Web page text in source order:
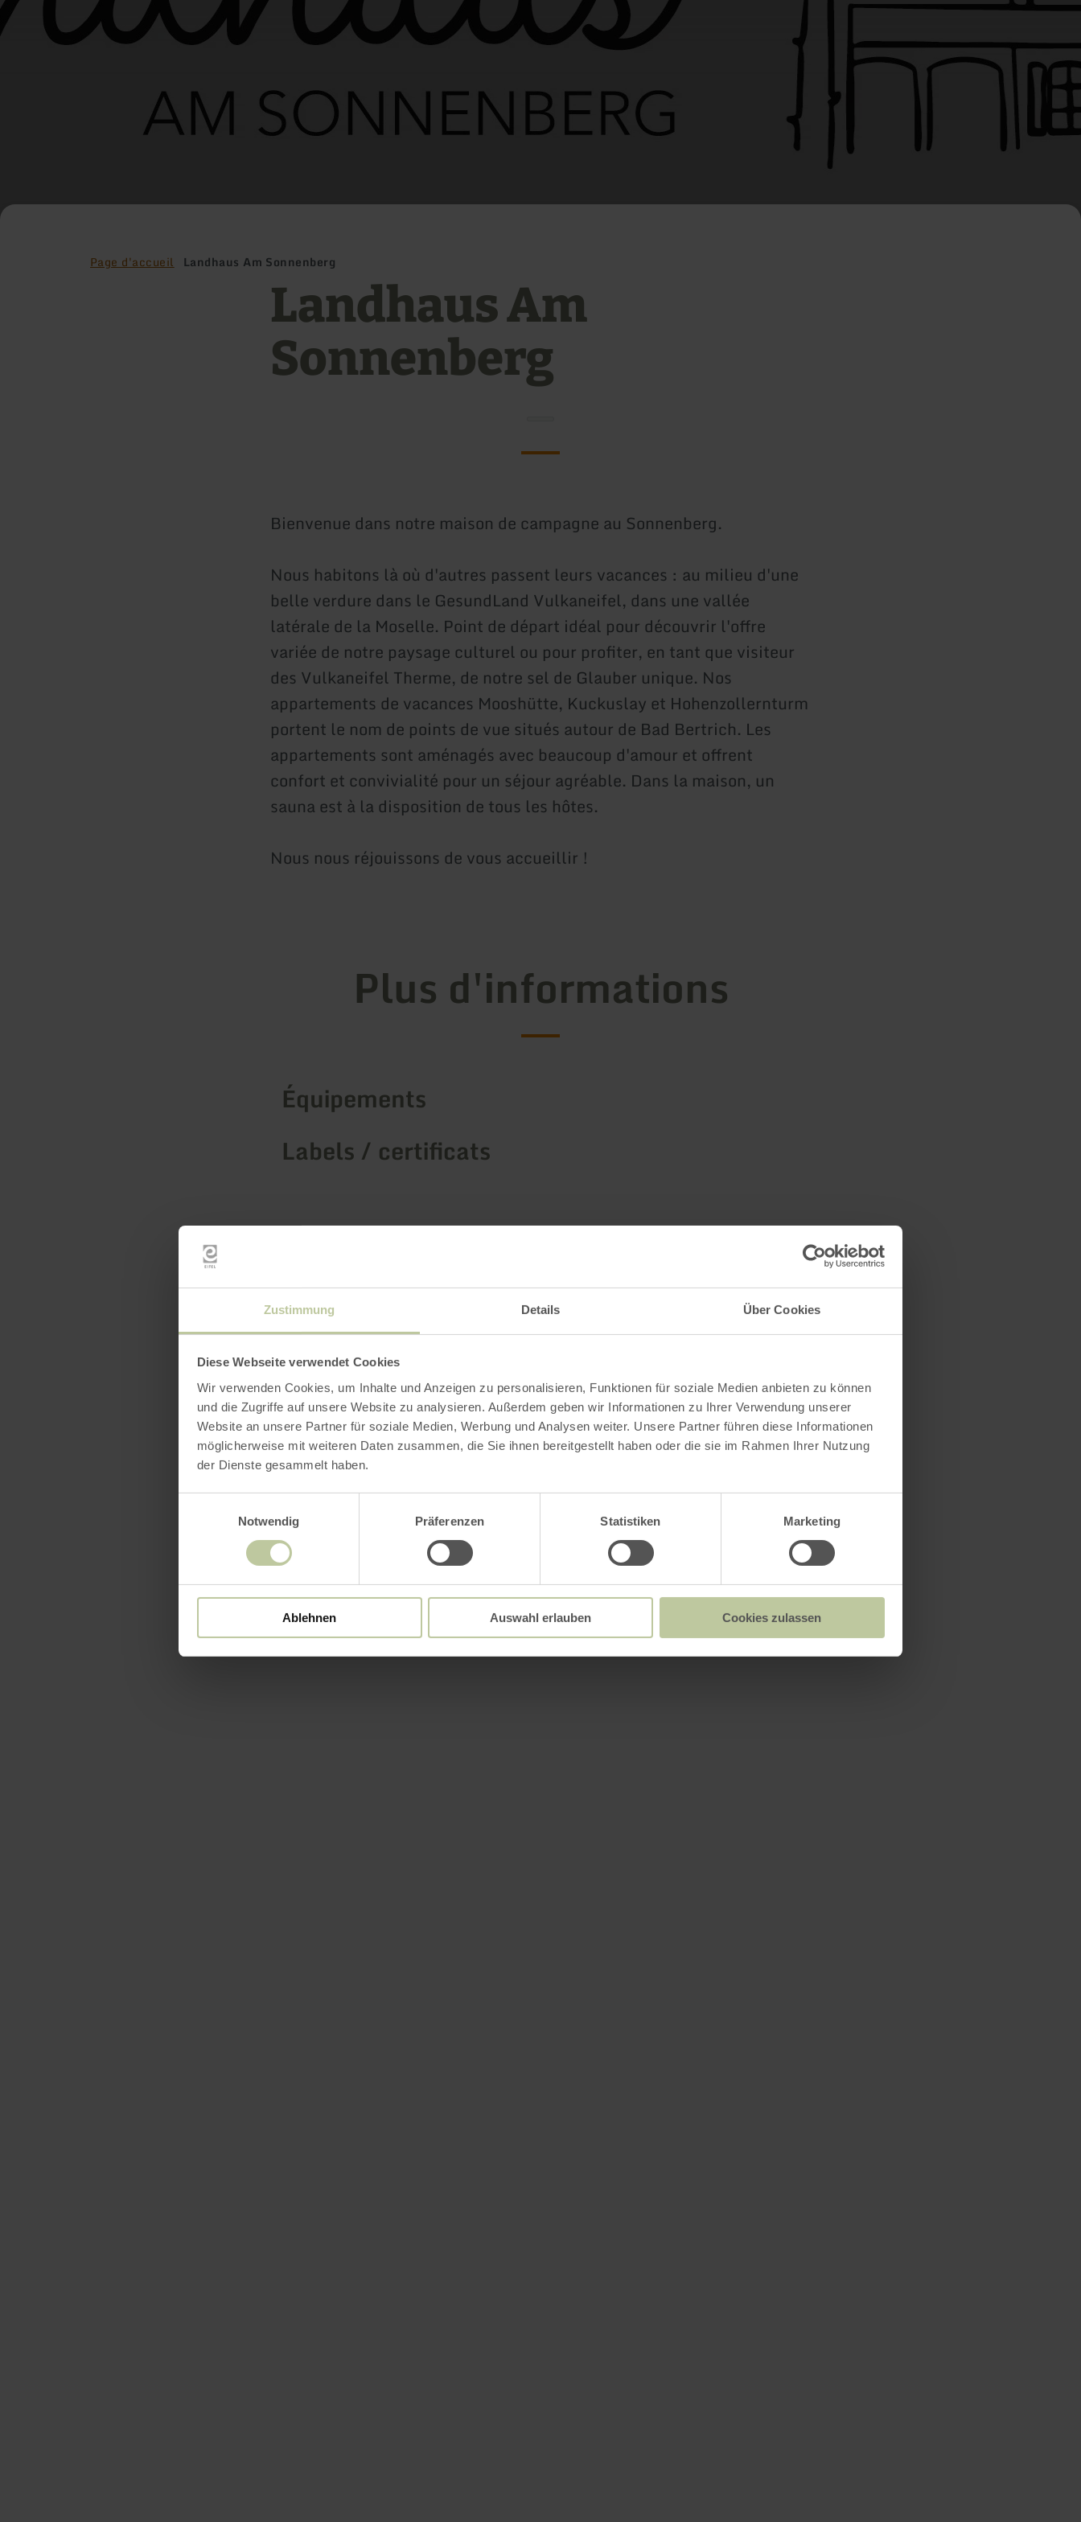
Zustimmung Details Über Cookies
Diese Webseite verwendet Cookies
Wir verwenden Cookies, um Inhalte und Anzeigen zu personalisieren, Funktionen für soziale Medien anbieten zu können
und die Zugriffe auf unsere Website zu analysieren. Außerdem geben wir Informationen zu Ihrer Verwendung unserer
Website an unsere Partner für soziale Medien, Werbung und Analysen weiter. Unsere Partner führen diese Informationen
möglicherweise mit weiteren Daten zusammen, die Sie ihnen bereitgestellt haben oder die sie im Rahmen Ihrer Nutzung
der Dienste gesammelt haben.
Notwendig
Präferenzen Statistiken Marketing
Ablehnen Auswahl erlauben Cookies zulassen
Page d'accueil Landhaus Am Sonnenberg
Landhaus Am
Sonnenberg
Bienvenue dans notre maison de campagne au Sonnenberg.
Nous habitons là où d'autres passent leurs vacances : au milieu d'une
belle verdure dans le GesundLand Vulkaneifel, dans une vallée
latérale de la Moselle. Point de départ idéal pour découvrir l'offre
variée de notre paysage culturel ou pour profiter, en tant que visiteur
des Vulkaneifel Therme, de notre sel de Glauber unique. Nos
appartements de vacances Mooshütte, Kuckuslay et Hohenzollernturm
portent le nom de points de vue situés autour de Bad Bertrich. Les
appartements sont aménagés avec beaucoup d'amour et offrent
confort et convivialité pour un séjour agréable. Dans la maison, un
sauna est à la disposition de tous les hôtes.
Nous nous réjouissons de vous accueillir !
Plus d'informations
Équipements
Labels / certificats